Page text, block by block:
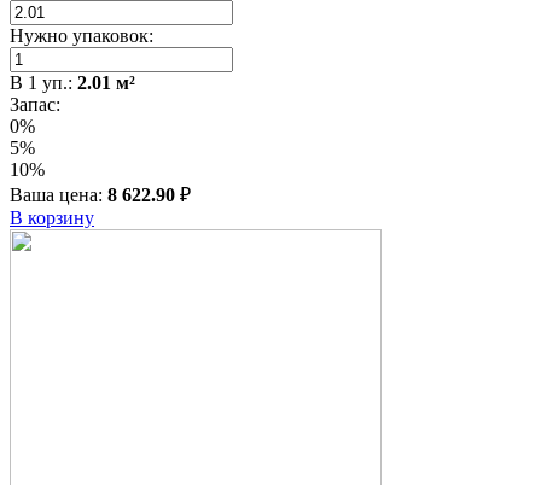
Нужно упаковок:
В 1 уп.: 2.01 м²
Запас:
0%
5%
10%
Ваша цена: 8 622.90 ₽
В корзину